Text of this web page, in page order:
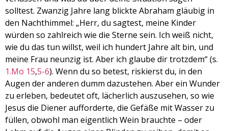
solltest. Zwanzig Jahre lang blickte Abraham gläubig in
den Nachthimmel: „Herr, du sagtest, meine Kinder
würden so zahlreich wie die Sterne sein. Ich weiß nicht,
wie du das tun willst, weil ich hundert Jahre alt bin, und
meine Frau neunzig ist. Aber ich glaube dir trotzdem“ (s.
1.Mo 15,5-6). Wenn du so betest, riskierst du, in den
Augen der anderen dumm dazustehen. Aber ein Wunder
zu erleben, bedeutet oft, lächerlich auszusehen, so wie
Jesus die Diener aufforderte, die Gefäße mit Wasser zu
füllen, obwohl man eigentlich Wein brauchte – oder